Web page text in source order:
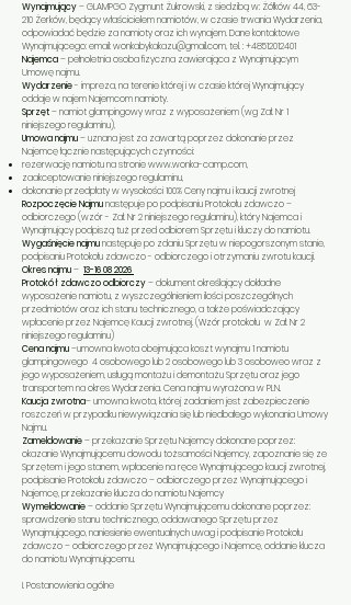
Wynajmujący–GLAMPGO Zygmunt Żukrowski, z siedzibą w: Żółków 44, 63-
210 Żerków, będący właścicielem namiotów, w czasie trwania Wydarzenia,
odpowiadać będzie za namioty oraz ich wynajem. Dane kontaktowe
Wynajmującego: email:wonkabykakazu@gmail.com, tel. :+48512012401
Najemca– pełnoletnia osoba fizyczna zawierająca z Wynajmującym
Umowę najmu.
Wydarzenie- impreza, na terenie której i w czasie której Wynajmujący
oddaje w najem Najemcom namioty.
Sprzęt– namiot glampingowy wraz z wyposażeniem (wg Zał. Nr 1
niniejszego regulaminu),
Umowa najmu– uznana jest za zawartą poprzez dokonanie przez
Najemcę łącznie następujących czynności:
rezerwację namiotu na stroniewww.wonka-camp.com,
zaakceptowanie niniejszego regulaminu,
dokonanie przedpłaty w wysokości 100% Ceny najmu i kaucji zwrotnej
Rozpoczęcie Najmunastępuje po podpisaniu Protokołu zdawczo –
odbiorczego (wzór - Zał. Nr 2 niniejszego regulaminu), który Najemca i
Wynajmujący podpiszą tuż przed odbiorem Sprzętu i kluczy do namiotu.
Wygaśnięcie najmunastępuje po zdaniu Sprzętu w niepogorszonym stanie,
podpisaniu Protokołu zdawczo - odbiorczego i otrzymaniu zwrotu kaucji.
Okres najmu– 13-16 08 2026
Protokół zdawczo odbiorczy– dokument określający dokładne
wyposażenie namiotu, z wyszczególnieniem ilości poszczególnych
przedmiotów oraz ich stanu technicznego, a także poświadczający
wpłacenie przez Najemcę Kaucji zwrotnej. (Wzór protokołu w Zał. Nr 2
niniejszego regulaminu)
Cena najmu–umowna kwota obejmująca koszt wynajmu 1 namiotu
glampingowego 4 osobowego lub 2 osobowego lub 3 osoboweo wraz z
jego wyposażeniem, usługą montażu i demontażu Sprzętu oraz jego
transportem na okres Wydarzenia. Cena najmu wyrażona w PLN.
Kaucja zwrotna– umowna kwota, której zadaniem jest zabezpieczenie
roszczeń w przypadku niewywiązania się lub niedbałego wykonania Umowy
Najmu.
Zameldowanie– przekazanie Sprzętu Najemcy dokonane poprzez:
okazanie Wynajmującemu dowodu tożsamości Najemcy, zapoznanie się ze
Sprzętem i jego stanem, wpłacenie na ręce Wynajmującego kaucji zwrotnej,
podpisanie Protokołu zdawczo – odbiorczego przez Wynajmującego i
Najemcę, przekazanie klucza do namiotu Najemcy
Wymeldowanie– oddanie Sprzętu Wynajmującemu dokonane poprzez:
sprawdzenie stanu technicznego, oddawanego Sprzętu przez
Wynajmującego, naniesienie ewentualnych uwag i podpisanie Protokołu
zdawczo – odbiorczego przez Wynajmującego i Najemcę, oddanie klucza
do namiotu Wynajmującemu.
​I. Postanowienia ogólne